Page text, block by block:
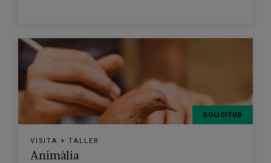
SOLICITUD
VISITA + TALLER
Animàlia